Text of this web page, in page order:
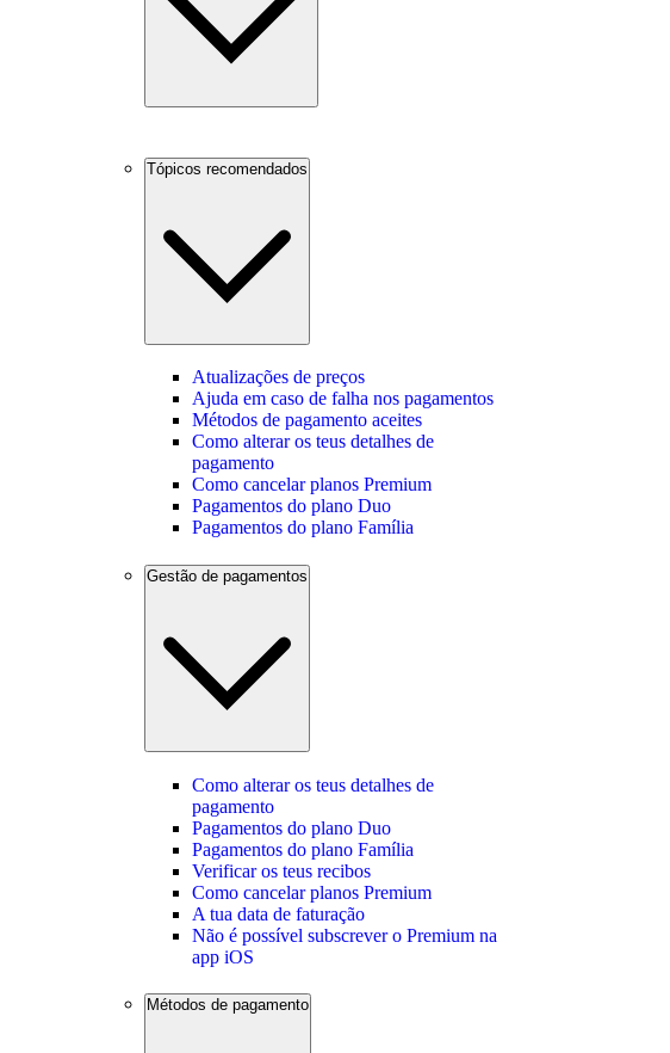
Tópicos recomendados
Atualizações de preços
Ajuda em caso de falha nos pagamentos
Métodos de pagamento aceites
Como alterar os teus detalhes de
pagamento
Como cancelar planos Premium
Pagamentos do plano Duo
Pagamentos do plano Família
Gestão de pagamentos
Como alterar os teus detalhes de
pagamento
Pagamentos do plano Duo
Pagamentos do plano Família
Verificar os teus recibos
Como cancelar planos Premium
A tua data de faturação
Não é possível subscrever o Premium na
app iOS
Métodos de pagamento